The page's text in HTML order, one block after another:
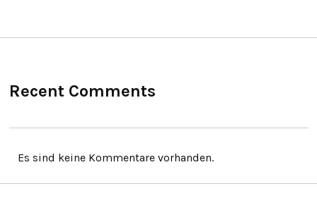
Recent Comments
Es sind keine Kommentare vorhanden.